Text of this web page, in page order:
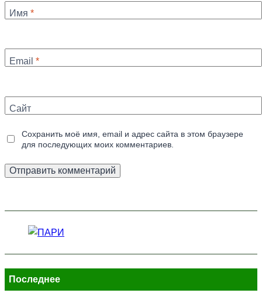
Имя *
Email *
Сайт
Сохранить моё имя, email и адрес сайта в этом браузере
для последующих моих комментариев.
Последнее